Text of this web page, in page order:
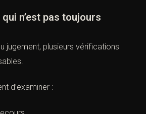
n’est pas toujours
jugement, plusieurs vérifications